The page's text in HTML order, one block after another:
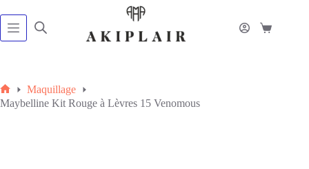
au
contenu
Panier
Accueil
Maquillage
Maybelline Kit Rouge à Lèvres 15 Venomous